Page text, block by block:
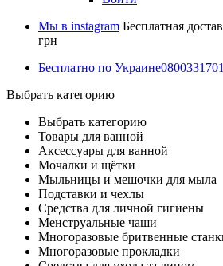
Мы в instagram Бесплатная
грн
Бесплатно по Украине0800331701
Выбрать категорию
Выбрать категорию
Товары для ванной
Аксессуары для ванной
Мочалки и щётки
Мыльницы и мешочки для мыла
Подставки и чехлы
Средства для личной гигиены
Менструальные чаши
Многоразовые бритвенные
Многоразовые прокладки